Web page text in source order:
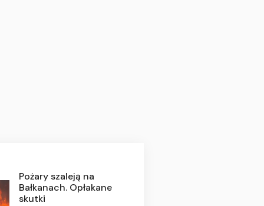
Pożary szaleją na
Bałkanach. Opłakane
skutki